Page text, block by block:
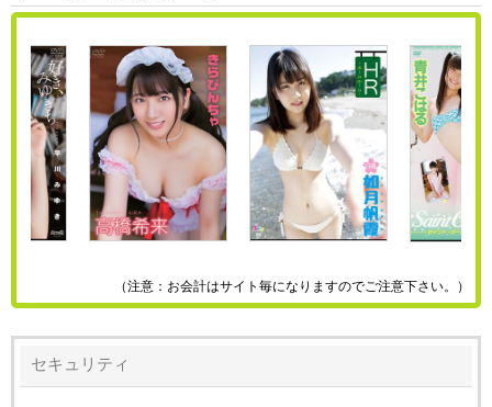
（注意：お会計はサイト毎になりますのでご注意下さい。）
セキュリティ